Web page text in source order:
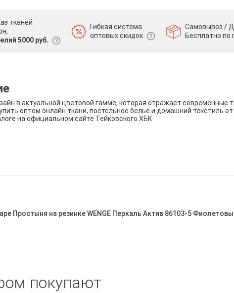
тканей
5000 руб.
Гибкая система
оптовых скидок
Самовывоз /
Бесплатно по
в актуальной цветовой гамме, которая отражает
оптом онлайн ткани, постельное белье и домашний текстиль
на официальном сайте Тейковского ХБК
Простыня на резинке WENGE Перкаль Актив 86103-5
покупают